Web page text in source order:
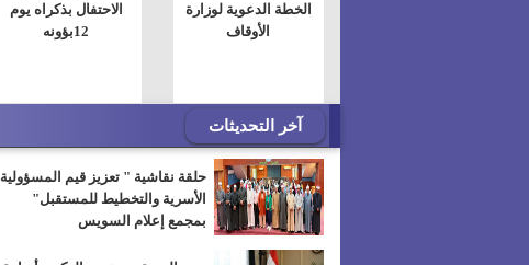
الخطة الدعوية لوزارة
الأوقاف
الاحتفال بذكراه يوم
12بؤونه
آخر التحديثات
حلقة نقاشية " تعزيز قيم المسؤولية
الأسرية والتخطيط للمستقبل"
بمجمع إعلام السويس